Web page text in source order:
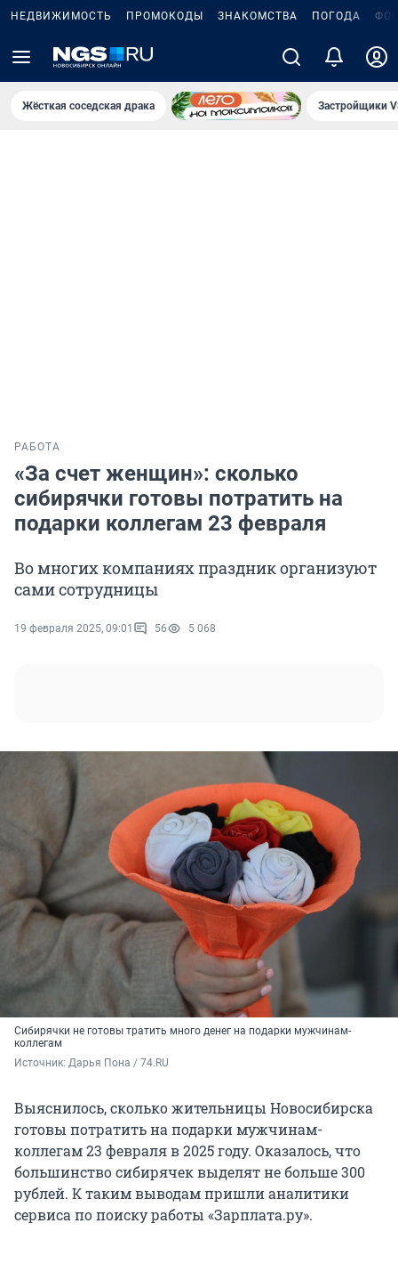
НЕДВИЖИМОСТЬ ПРОМОКОДЫ ЗНАКОМСТВА ПОГОДА
Жёсткая соседская драка Застройщики
РАБОТА
«За счет женщин»: сколько
сибирячки готовы потратить на
подарки коллегам 23 февраля
Во многих компаниях праздник организуют
сами сотрудницы
19 февраля 2025, 09:01 56 5 068
Сибирячки не готовы тратить много денег на подарки мужчинам-
коллегам
Источник: Дарья Пона / 74.RU
Выяснилось, сколько жительницы Новосибирска
готовы потратить на подарки мужчинам-
коллегам 23 февраля в 2025 году. Оказалось, что
большинство сибирячек выделят не больше 300
рублей. К таким выводам пришли аналитики
сервиса по поиску работы «Зарплата.ру».